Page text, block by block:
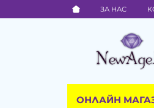
ЗА НАС
ОНЛАЙН